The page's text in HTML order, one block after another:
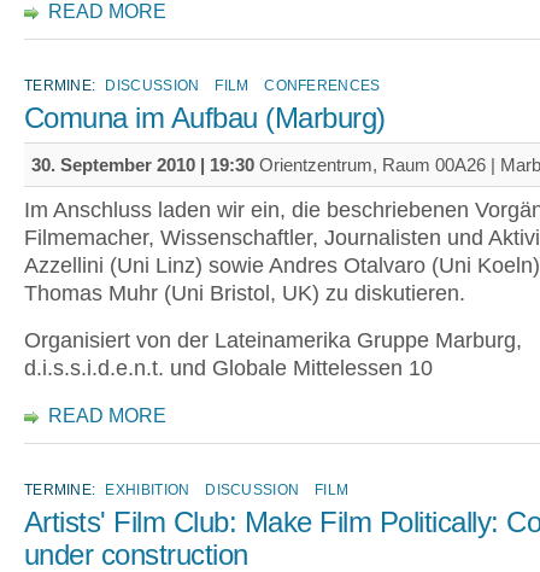
READ MORE
TERMINE: DISCUSSION FILM CONFERENCES
Comuna im Aufbau (Marburg)
30. September 2010 | 19:30 Orientzentrum, Raum 00A26 |
Im Anschluss laden wir ein, die beschriebenen
Filmemacher, Wissenschaftler, Journalisten und
Azzellini (Uni Linz) sowie Andres Otalvaro (Uni
Thomas Muhr (Uni Bristol, UK) zu diskutieren.
Organisiert von der Lateinamerika Gruppe Marburg,
d.i.s.s.i.d.e.n.t. und Globale Mittelessen 10
READ MORE
TERMINE: EXHIBITION DISCUSSION FILM
Artists' Film Club: Make Film Politically:
under construction